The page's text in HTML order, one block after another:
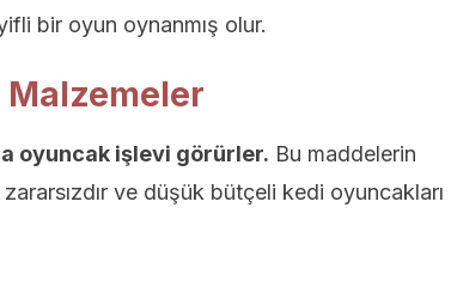
bir oyun oynanmış olur.
oyuncak işlevi görürler. Bu maddelerin
ve düşük bütçeli kedi oyuncakları